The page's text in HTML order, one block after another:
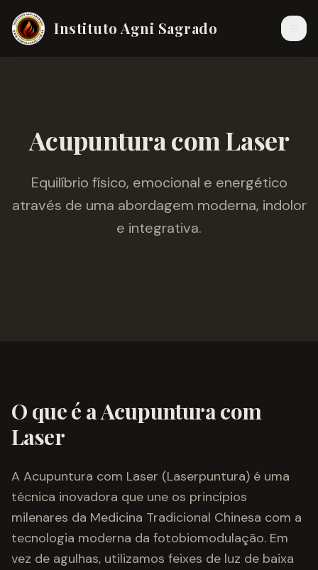
Instituto Agni Sagrado
Acupuntura com Laser
Equilíbrio físico, emocional e energético
através de uma abordagem moderna, indolor
e integrativa.
O que é a Acupuntura com
Laser
A Acupuntura com Laser (Laserpuntura) é uma
técnica inovadora que une os princípios
milenares da Medicina Tradicional Chinesa com a
tecnologia moderna da fotobiomodulação. Em
vez de agulhas, utilizamos feixes de luz de baixa